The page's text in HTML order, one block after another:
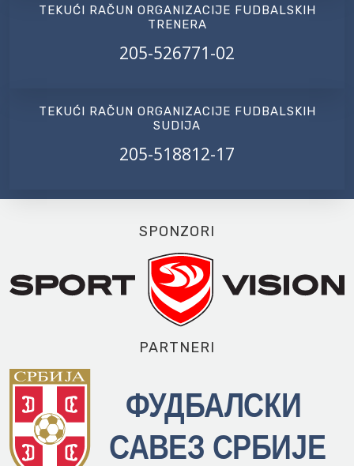
TEKUĆI RAČUN ORGANIZACIJE FUDBALSKIH
TRENERA
205-526771-02
TEKUĆI RAČUN ORGANIZACIJE FUDBALSKIH
SUDIJA
205-518812-17
SPONZORI
PARTNERI